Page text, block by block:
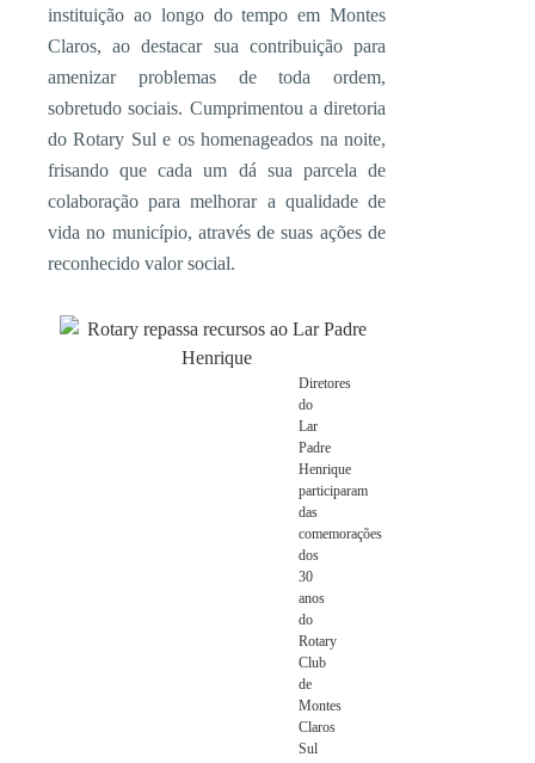
instituição ao longo do tempo em Montes
Claros, ao destacar sua contribuição para
amenizar problemas de toda ordem,
sobretudo sociais. Cumprimentou a diretoria
do Rotary Sul e os homenageados na noite,
frisando que cada um dá sua parcela de
colaboração para melhorar a qualidade de
vida no município, através de suas ações de
reconhecido valor social.
Diretores
do
Lar
Padre
Henrique
participaram
das
comemorações
dos
30
anos
do
Rotary
Club
de
Montes
Claros
Sul